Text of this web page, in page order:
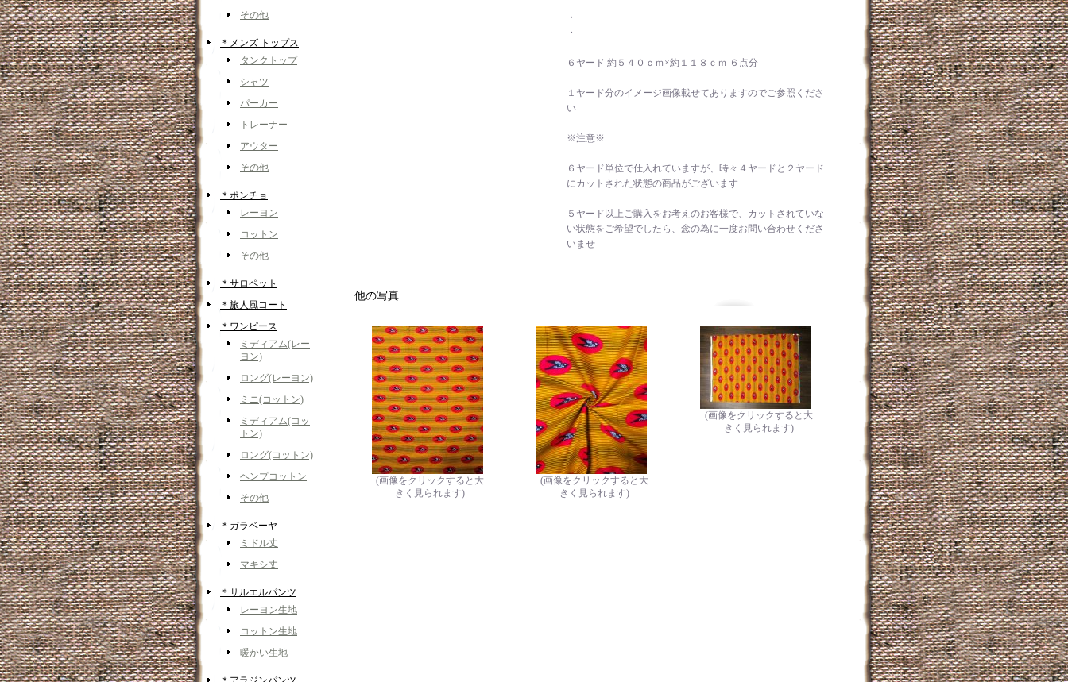
その他
＊メンズ トップス
タンクトップ
シャツ
パーカー
トレーナー
アウター
その他
＊ポンチョ
レーヨン
コットン
その他
＊サロペット
＊旅人風コート
＊ワンピース
ミディアム(レー
ヨン)
ロング(レーヨン)
ミニ(コットン)
ミディアム(コッ
トン)
ロング(コットン)
ヘンプコットン
その他
＊ガラベーヤ
ミドル丈
マキシ丈
＊サルエルパンツ
レーヨン生地
コットン生地
暖かい生地
・
・
６ヤード 約５４０ｃｍ×約１１８ｃｍ ６点分
１ヤード分のイメージ画像載せてありますのでご参照くださ
い
※注意※
６ヤード単位で仕入れていますが、時々４ヤードと２ヤード
にカットされた状態の商品がございます
５ヤード以上ご購入をお考えのお客様で、カットされていな
い状態をご希望でしたら、念の為に一度お問い合わせくださ
いませ
他の写真
(画像をクリックすると大
きく見られます)
(画像をクリックすると大
きく見られます)
(画像をクリックすると大
きく見られます)